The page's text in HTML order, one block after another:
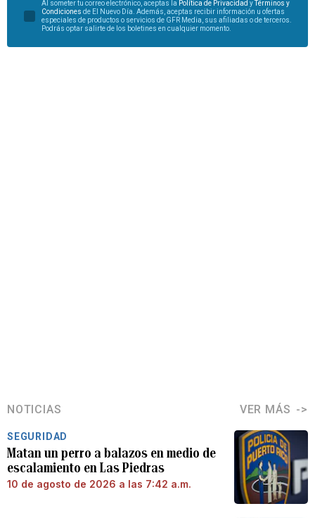
Al someter tu correo electrónico, aceptas la Política de Privacidad y
Términos y
Condiciones de El Nuevo Día. Además, aceptas recibir información u ofertas
especiales de productos o servicios de GFR Media, sus afiliadas o de terceros.
Podrás optar salirte de los boletines en cualquier momento.
NOTICIAS VER MÁS
SEGURIDAD
Matan un perro a balazos en medio de
escalamiento en Las Piedras
10 de agosto de 2026 a las 7:42 a.m.